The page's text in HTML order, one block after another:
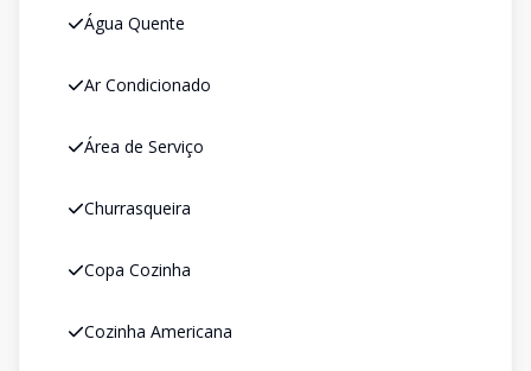
Água Quente
Ar Condicionado
Área de Serviço
Churrasqueira
Copa Cozinha
Cozinha Americana